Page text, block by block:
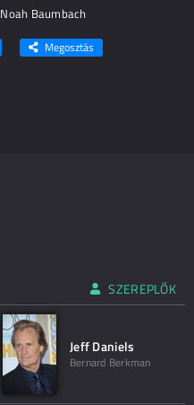
Noah Baumbach
Megosztás
SZEREPLŐK
Jeff Daniels
Bernard Berkman